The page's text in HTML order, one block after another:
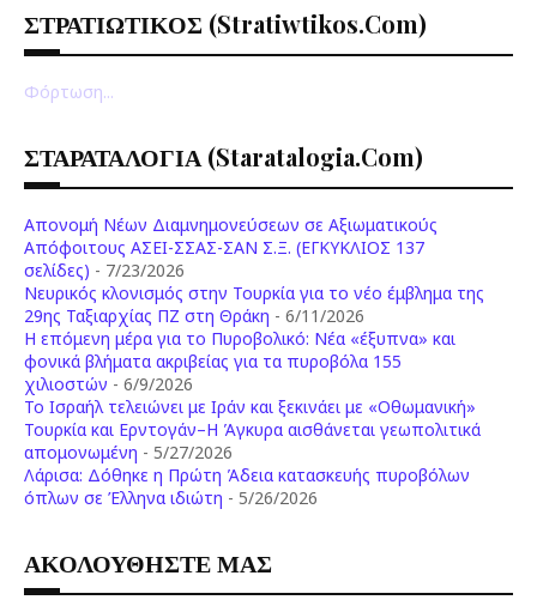
ΣΤΡΑΤΙΩΤΙΚΟΣ (stratiwtikos.com)
Φόρτωση...
ΣΤΑΡΑΤΑΛΟΓΙΑ (staratalogia.com)
Απονομή Νέων Διαμνημονεύσεων σε Αξιωματικούς
Απόφοιτους ΑΣΕΙ-ΣΣΑΣ-ΣΑΝ Σ.Ξ. (ΕΓΚΥΚΛΙΟΣ 137
σελίδες) - 7/23/2026
Νευρικός κλονισμός στην Τουρκία για το νέο έμβλημα της
29ης Ταξιαρχίας ΠΖ στη Θράκη - 6/11/2026
Η επόμενη μέρα για το Πυροβολικό: Νέα «έξυπνα» και
φονικά βλήματα ακριβείας για τα πυροβόλα 155
χιλιοστών - 6/9/2026
Το Ισραήλ τελειώνει με Ιράν και ξεκινάει με «Οθωμανική»
Τουρκία και Ερντογάν–Η Άγκυρα αισθάνεται γεωπολιτικά
απομονωμένη - 5/27/2026
Λάρισα: Δόθηκε η Πρώτη Άδεια κατασκευής πυροβόλων
όπλων σε Έλληνα ιδιώτη - 5/26/2026
ΑΚΟΛΟΥΘΗΣΤΕ ΜΑΣ